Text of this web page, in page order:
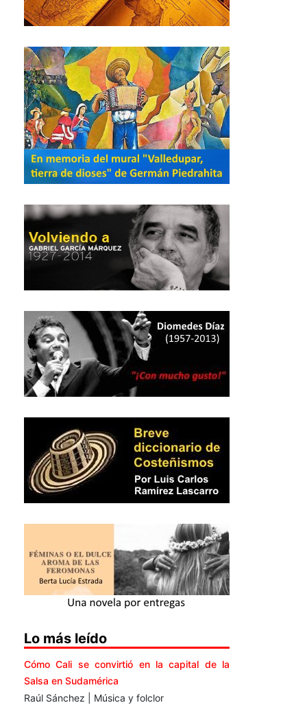
Lo más leído
Cómo Cali se convirtió en la capital de la
Salsa en Sudamérica
Raúl Sánchez | Música y folclor